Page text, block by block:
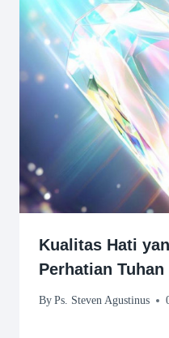
Kualitas Hati
Perhatian Tuhan
By Ps. Steven Agustinus